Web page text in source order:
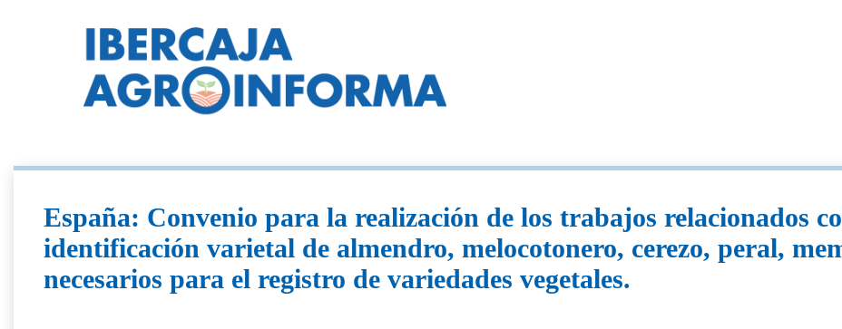
España: Convenio para la realización de los trabajos relacionados
identificación varietal de almendro, melocotonero, cerezo, peral,
necesarios para el registro de variedades vegetales.